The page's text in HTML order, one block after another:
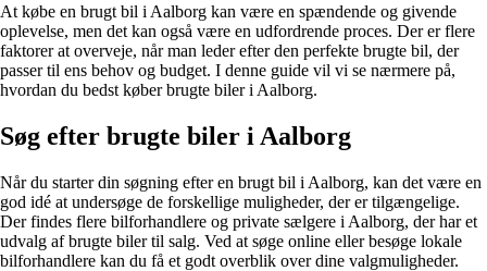
At købe en brugt bil i Aalborg kan være en spændende og givende
oplevelse, men det kan også være en udfordrende proces. Der er flere
faktorer at overveje, når man leder efter den perfekte brugte bil, der
passer til ens behov og budget. I denne guide vil vi se nærmere på,
hvordan du bedst køber brugte biler i Aalborg.
Søg efter brugte biler i Aalborg
Når du starter din søgning efter en brugt bil i Aalborg, kan det være en
god idé at undersøge de forskellige muligheder, der er tilgængelige.
Der findes flere bilforhandlere og private sælgere i Aalborg, der har et
udvalg af brugte biler til salg. Ved at søge online eller besøge lokale
bilforhandlere kan du få et godt overblik over dine valgmuligheder.